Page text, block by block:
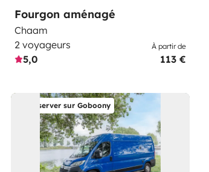
Fourgon aménagé
Chaam
2 voyageurs
5,0
À partir de
113 €
Réserver sur Goboony